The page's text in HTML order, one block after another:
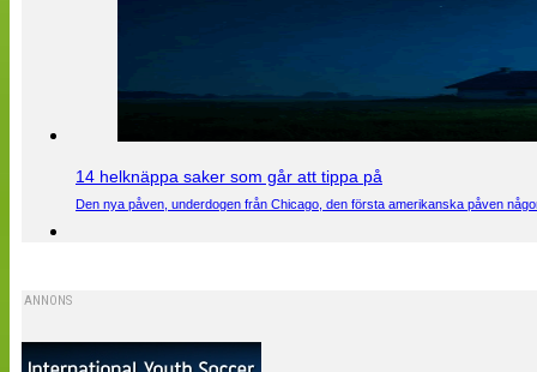
14 helknäppa saker som går att tippa på
Den nya påven, underdogen från Chicago, den första amerikanska påven
ANNONS